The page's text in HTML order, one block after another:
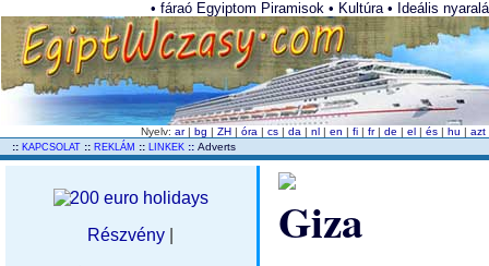
• fáraó Egyiptom Piramisok • Kultúra • Ideális
Nyelv:ar |bg |ZH |óra |cs |da |nl |en |fi |fr |de |el |és |hu |azt
:: KAPCSOLAT :: REKLÁM :: LINKEK :: Adverts
Részvény